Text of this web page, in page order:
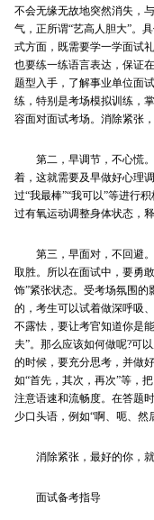
不会无缘无故地突然消失，
气，正所谓“艺高人胆大”。
式方面，既需要学一学面试
也要练一练语言表达，保证
题型入手，了解事业单位面
练，特别是考场模拟训练，
容面对面试考场。消除紧张
第二，早调节，不心慌。
着，这就需要及早做好心理
过“我最棒”“我可以”等进行
过有氧运动调整身体状态，
第三，早面对，不回避。
取胜。所以在面试中，要勇
饰”紧张状态。受考场氛围
的，考生可以试着做深呼吸
不露怯，要让考官知道你是
夫”。那么应该如何做呢?可
的时候，要充分思考，并做
如“首先，其次，再次”等，
注意语速和流畅度。在答题
少口头语，例如“啊、呃、然
消除紧张，最好的你，就
面试备考指导